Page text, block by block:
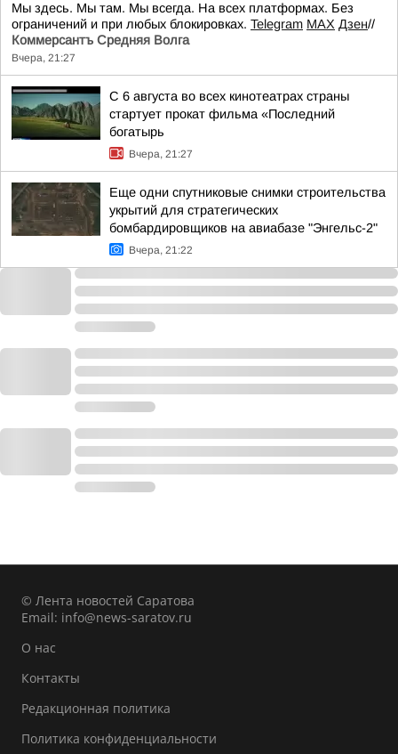
Мы здесь. Мы там. Мы всегда. На всех платформах. Без
ограничений и при любых блокировках. Telegram MAX Дзен//
Коммерсантъ Средняя Волга
Вчера, 21:27
С 6 августа во всех кинотеатрах страны
стартует прокат фильма «Последний
богатырь
Вчера, 21:27
Еще одни спутниковые снимки строительства
укрытий для стратегических
бомбардировщиков на авиабазе "Энгельс-2"
Вчера, 21:22
© Лента новостей Саратова
Email: info@news-saratov.ru
О нас
Контакты
Редакционная политика
Политика конфиденциальности